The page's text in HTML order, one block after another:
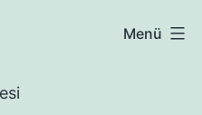
Menü